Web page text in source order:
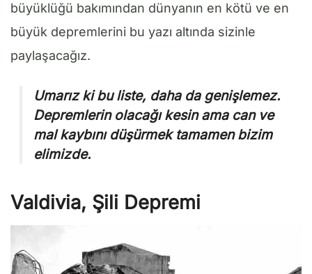
büyüklüğü bakımından dünyanın en kötü ve en
büyük depremlerini bu yazı altında sizinle
paylaşacağız.
Umarız ki bu liste, daha da genişlemez.
Depremlerin olacağı kesin ama can ve
mal kaybını düşürmek tamamen bizim
elimizde.
Valdivia, Şili Depremi